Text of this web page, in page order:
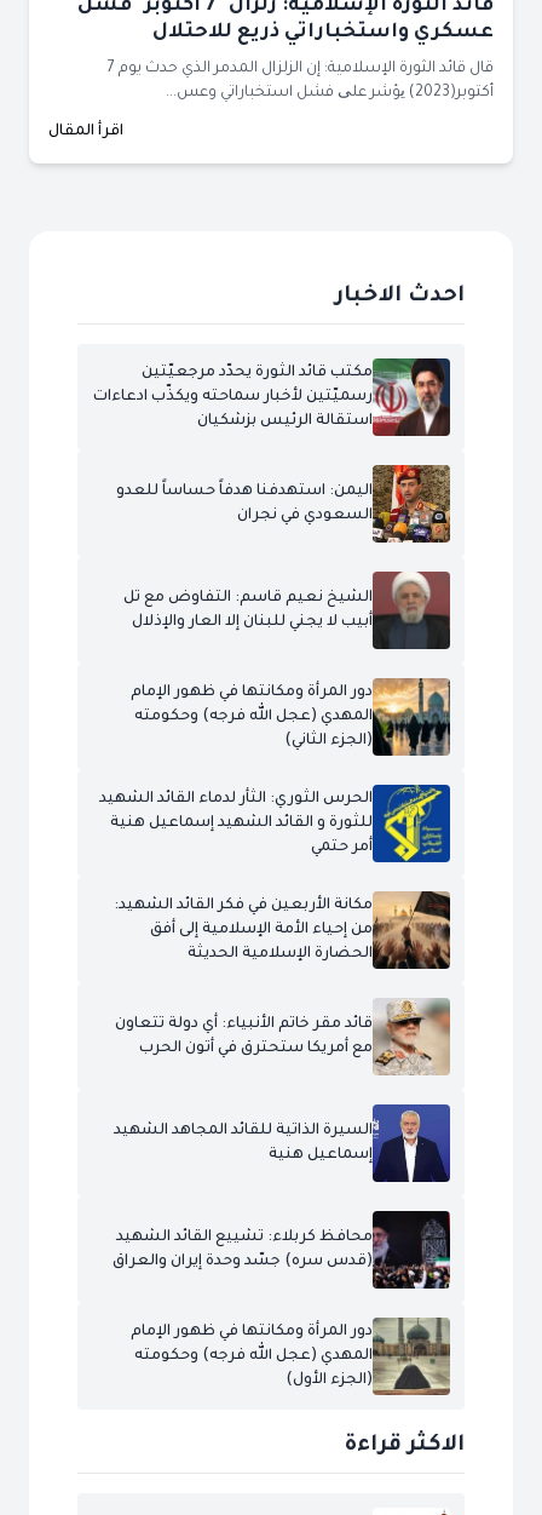
قائد الثورة الإسلامية: زلزال "7 أكتوبر" فشل
عسكري واستخباراتي ذريع للاحتلال
قال قائد الثورة الإسلامية: إن الزلزال المدمر الذي حدث يوم 7
أكتوبر(2023) یؤشر علی فشل استخباراتي وعس...
اقرأ المقال
احدث الاخبار
مكتب قائد الثورة يحدّد مرجعيّتين
رسميّتين لأخبار سماحته ويكذّب ادعاءات
استقالة الرئيس بزشكيان
اليمن: استهدفنا هدفاً حساساً للعدو
السعودي في نجران
الشيخ نعيم قاسم: التفاوض مع تل
أبيب لا يجني للبنان إلا العار والإذلال
دور المرأة ومكانتها في ظهور الإمام
المهدي (عجل الله فرجه) وحكومته
(الجزء الثاني)
الحرس الثوري: الثأر لدماء القائد الشهيد
للثورة و القائد الشهيد إسماعيل هنية
أمر حتمي
مكانة الأربعين في فكر القائد الشهيد:
من إحياء الأمة الإسلامية إلى أفق
الحضارة الإسلامية الحديثة
قائد مقر خاتم الأنبياء: أي دولة تتعاون
مع أمريكا ستحترق في أتون الحرب
السيرة الذاتية للقائد المجاهد الشهيد
إسماعيل هنية
محافظ كربلاء: تشييع القائد الشهيد
(قدس سره) جسّد وحدة إيران والعراق
دور المرأة ومكانتها في ظهور الإمام
المهدي (عجل الله فرجه) وحكومته
(الجزء الأول)
الاكثر قراءة